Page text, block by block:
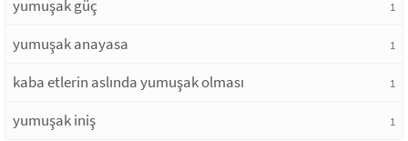
yumuşak güç 1
yumuşak anayasa 1
kaba etlerin aslında yumuşak olması 1
yumuşak iniş 1